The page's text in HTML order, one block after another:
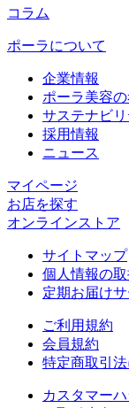
コラム
ポーラについて
企業情報
ポーラ美容
サステナビリ
採用情報
ニュース
マイページ​
お店を探す​
オンラインストア​
サイトマップ
個人情報の
定期お届け
ご利用規約
会員規約
特定商取引
カスタマー